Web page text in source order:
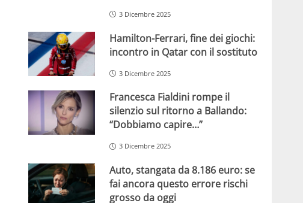
3 Dicembre 2025
Hamilton-Ferrari, fine dei giochi:
incontro in Qatar con il sostituto
3 Dicembre 2025
Francesca Fialdini rompe il
silenzio sul ritorno a Ballando:
“Dobbiamo capire…”
3 Dicembre 2025
Auto, stangata da 8.186 euro: se
fai ancora questo errore rischi
grosso da oggi